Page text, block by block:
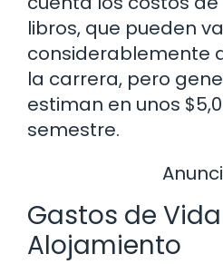
libros, que pueden
considerablemente
la carrera, pero
estiman en unos
semestre.
Gastos de
Alojamiento